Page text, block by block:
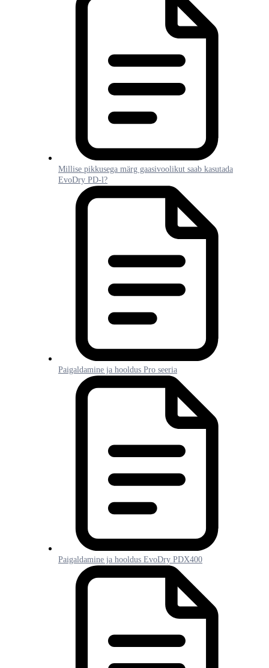
Millise pikkusega märg gaasivoolikut saab kasutada
EvoDry PD-l?
Paigaldamine ja hooldus Pro seeria
Paigaldamine ja hooldus EvoDry PDX400